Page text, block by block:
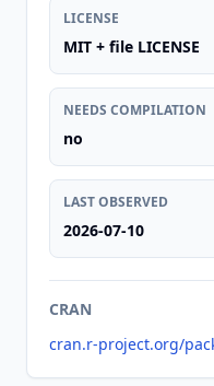
LICENSE
MIT + file LICENSE
NEEDS COMPILATION
no
LAST OBSERVED
2026-07-10
CRAN
cran.r-project.org/